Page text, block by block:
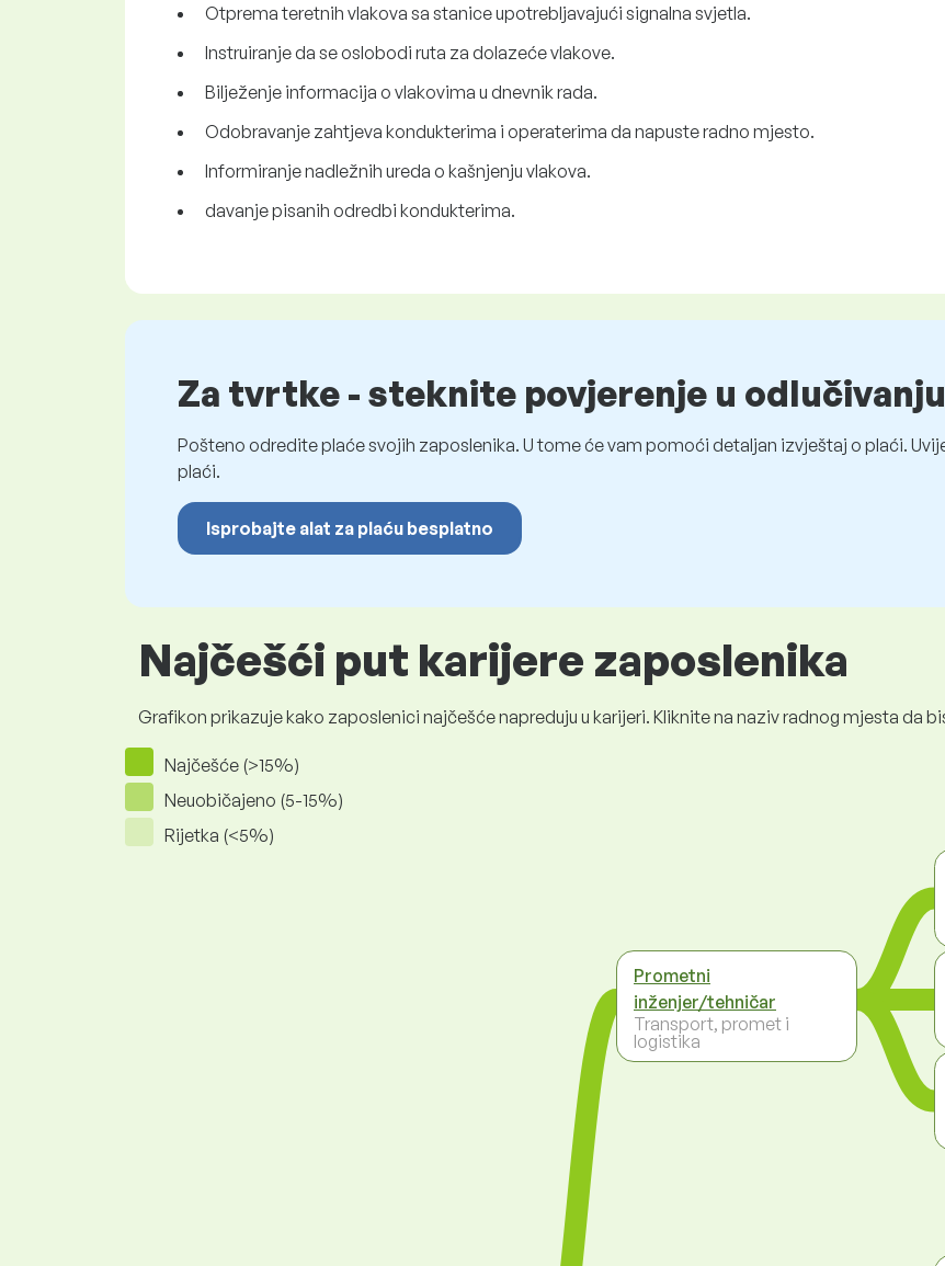
Otprema teretnih vlakova sa stanice upotrebljavajući signalna svjetla.
Instruiranje da se oslobodi ruta za dolazeće vlakove.
Bilježenje informacija o vlakovima u dnevnik rada.
Odobravanje zahtjeva kondukterima i operaterima da napuste radno mjesto.
Informiranje nadležnih ureda o kašnjenju vlakova.
davanje pisanih odredbi kondukterima.
Za tvrtke - steknite povjerenje u
Pošteno odredite plaće svojih zaposlenika. U tome će vam pomoći detaljan izvještaj o plaći.
plaći.
Isprobajte alat za plaću besplatno
Najčešći put karijere zaposlenika
Grafikon prikazuje kako zaposlenici najčešće napreduju u karijeri. Kliknite na naziv radnog mjesta da
Najčešće (>15%)
Neuobičajeno (5-15%)
Rijetka (<5%)
Prometni
inženjer/tehničar
Transport, promet i
logistika